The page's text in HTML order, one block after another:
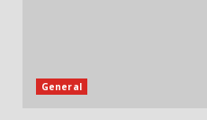
General